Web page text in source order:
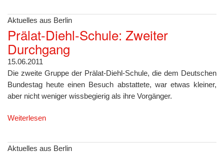
Aktuelles aus Berlin
Prälat-Diehl-Schule: Zweiter
Durchgang
15.06.2011
Die zweite Gruppe der Prälat-Diehl-Schule, die dem Deutschen
Bundestag heute einen Besuch abstattete, war etwas kleiner,
aber nicht weniger wissbegierig als ihre Vorgänger.
Weiterlesen
Aktuelles aus Berlin